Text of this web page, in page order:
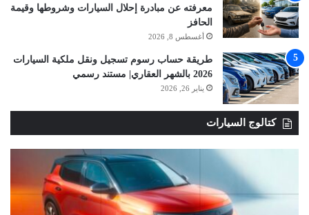
معرفته عن مبادرة إحلال السيارات وشروطها وقيمة
الحافز
أغسطس 8, 2026
طريقة حساب رسوم تسجيل ونقل ملكية السيارات
2026 بالشهر العقاري| مستند رسمي
يناير 26, 2026
كتالوج السيارات